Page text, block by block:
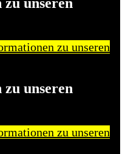
unseren
zu unseren
unseren
zu unseren